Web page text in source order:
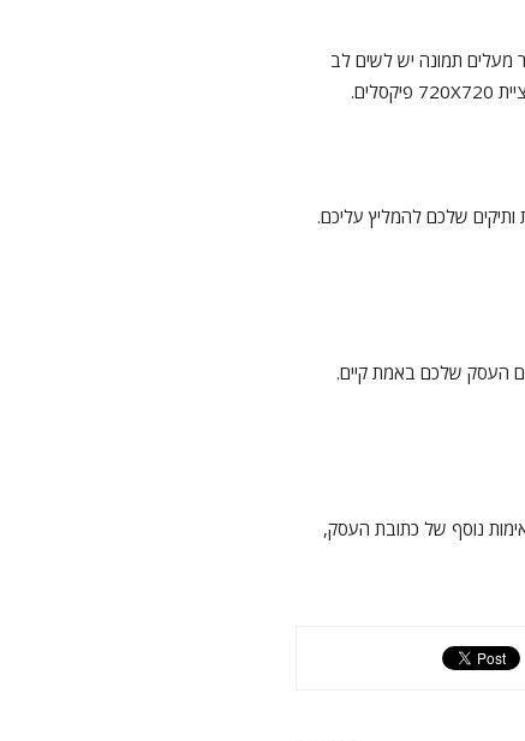
מעלים תמונה יש לשים לב
ותיקים שלכם להמליץ עליכם.
העסק שלכם באמת קיים.
נוסף של כתובת העסק,